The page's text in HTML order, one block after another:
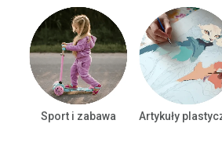
Sport i zabawa Artykuły